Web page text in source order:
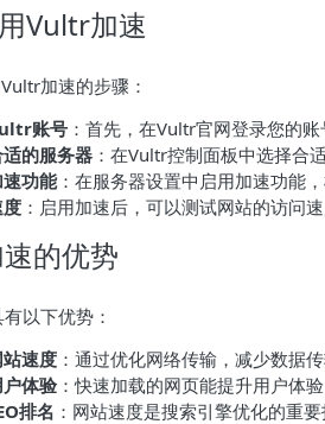
Vultr加速
加速的步骤：
账号 ：首先，在Vultr官网登录您的账
的服务器 ：在Vultr控制面板中选择合
功能：在服务器设置中启用加速功能
：启用加速后，可以测试网站的访问
的优势
以下优势：
速度 ：通过优化网络传输，减少数据
体验：快速加载的网页能提升用户体验
排名 ：网站速度是搜索引擎优化的重